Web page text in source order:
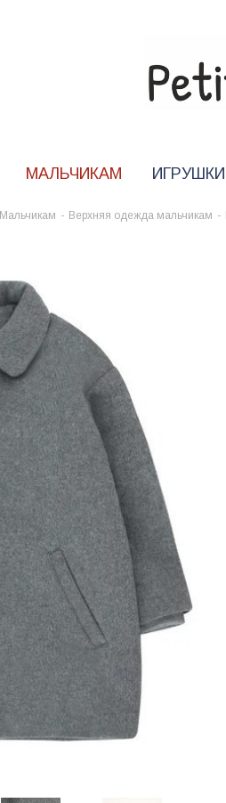
МАЛЬЧИКАМ ИГРУШКИ
Мальчикам - Верхняя одежда мальчикам -